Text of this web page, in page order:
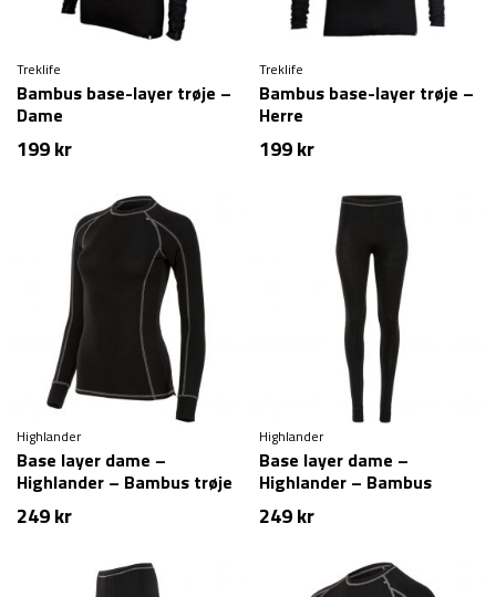
Treklife
Bambus base-layer trøje –
Dame
199kr
Treklife
Bambus base-layer trøje –
Herre
199kr
Highlander
Base layer dame –
Highlander – Bambus trøje
249kr
Highlander
Base layer dame –
Highlander – Bambus
bukser
249kr